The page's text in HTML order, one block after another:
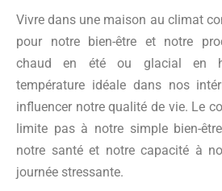
Vivre dans une maison au climat
pour notre bien-être et notre
chaud en été ou glacial en
température idéale dans nos
influencer notre qualité de vie. Le
limite pas à notre simple bien-
notre santé et notre capacité à
journée stressante.